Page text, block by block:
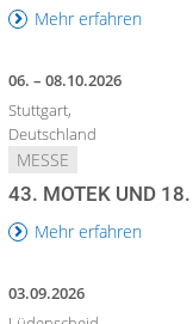
Mehr erfahren
06. – 08.10.2026
Stuttgart,
Deutschland
MESSE
43. MOTEK UND
Mehr erfahren
03.09.2026